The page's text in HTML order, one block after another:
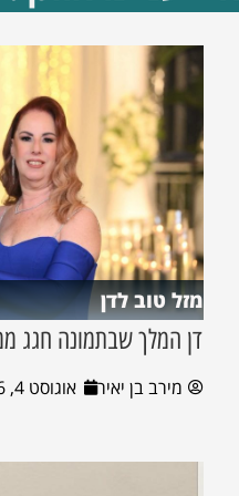
מזל טוב לדן
דן המלך שבתמונה חגג
מירב בן יאיר אוגוסט 4, 2026